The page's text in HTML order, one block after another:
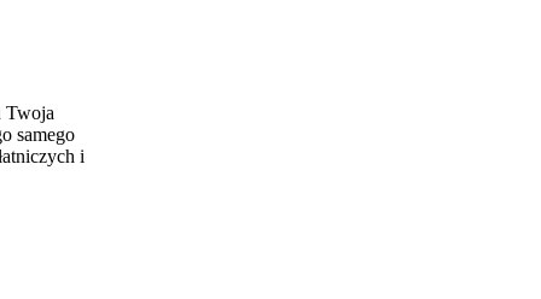
Twoja
samego
i